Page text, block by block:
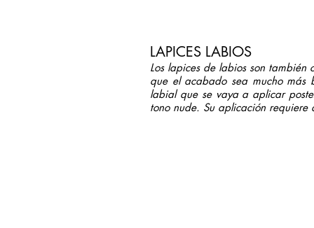
LAPICES LABIOS
Los lapices de labios son
que el acabado sea mucho más
labial que se vaya a aplicar
tono nude. Su aplicación